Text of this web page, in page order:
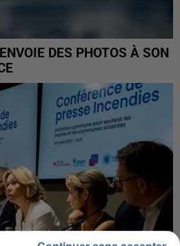
DES PHOTOS À SON